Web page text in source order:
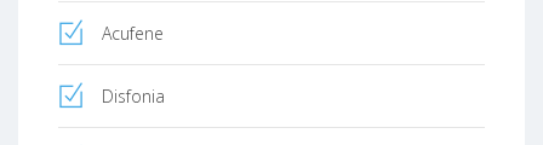
Acufene
Disfonia